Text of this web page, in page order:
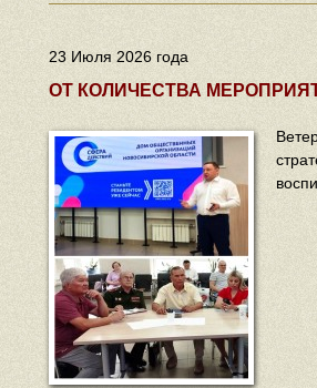
23 Июля 2026 года
ОТ КОЛИЧЕСТВА